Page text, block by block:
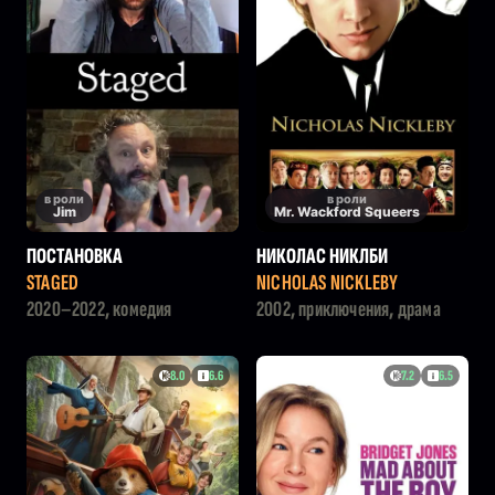
в роли
Jim
ПОСТАНОВКА
STAGED
2020–2022, комедия
в роли
Mr. Wackford Squeers
НИКОЛАС НИКЛБИ
NICHOLAS NICKLEBY
2002, приключения, драма
8.0 6.6 7.2 6.5